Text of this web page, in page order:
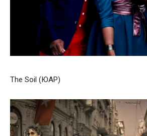
The Soil (ЮАР)